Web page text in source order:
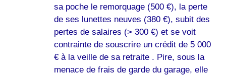
sa poche le remorquage (500 €), la perte
de ses lunettes neuves (380 €), subit des
pertes de salaires (> 300 €) et se voit
contrainte de souscrire un crédit de 5 000
€ à la veille de sa retraite . Pire, sous la
menace de frais de garde du garage, elle